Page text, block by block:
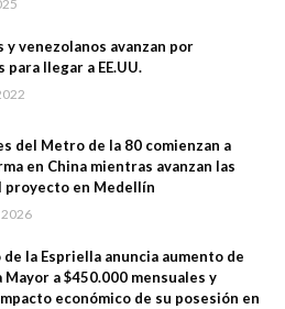
y venezolanos avanzan por
para llegar a EE.UU.
del Metro de la 80 comienzan a
en China mientras avanzan las
proyecto en Medellín
la Espriella anuncia aumento de
Mayor a $450.000 mensuales y
económico de su posesión en